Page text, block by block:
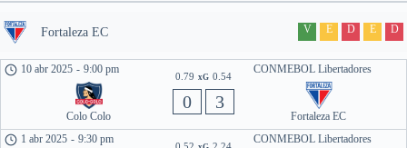
Fortaleza EC V E D E D
CONMEBOL Libertadores
10 abr 2025 - 9:00 pm
Colo Colo
0.79 xG 0.54
0 3
Fortaleza EC
CONMEBOL Libertadores
1 abr 2025 - 9:30 pm
0.52 2.24